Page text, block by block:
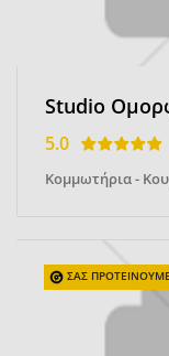
Studio
5.0
Κομμωτήρια -
ΣΑΣ ΠΡΟΤΕΙΝΟΥΜΕ